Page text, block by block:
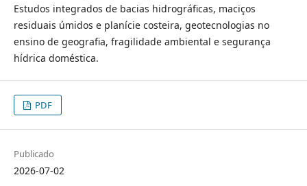
Estudos integrados de bacias hidrográficas, maciços
residuais úmidos e planície costeira, geotecnologias no
ensino de geografia, fragilidade ambiental e segurança
hídrica doméstica.
PDF
Publicado
2026-07-02